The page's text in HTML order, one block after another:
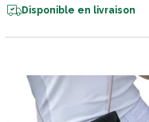
Disponible en livraison